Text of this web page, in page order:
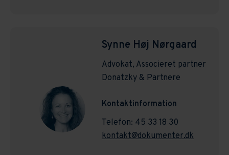
Synne Høj Nørgaard
Advokat, Associeret partner
Donatzky & Partnere
Kontaktinformation
Telefon: 45 33 18 30
kontakt@dokumenter.dk